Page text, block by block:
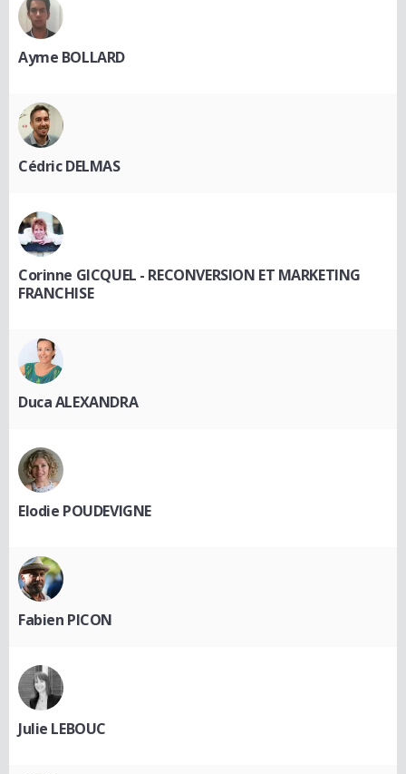
Ayme BOLLARD
Cédric DELMAS
Corinne GICQUEL - RECONVERSION ET MARKETING
FRANCHISE
Duca ALEXANDRA
Elodie POUDEVIGNE
Fabien PICON
Julie LEBOUC